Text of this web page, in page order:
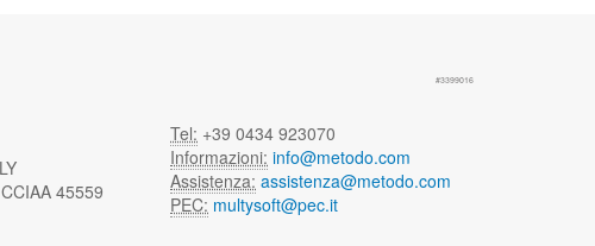
45559
#3399016
Tel: +39 0434 923070
Informazioni: info@metodo.com
Assistenza: assistenza@metodo.com
PEC: multysoft@pec.it